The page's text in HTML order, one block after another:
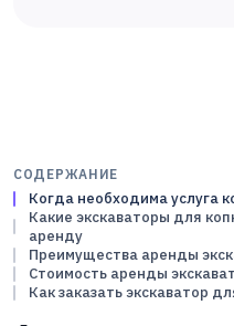
СОДЕРЖАНИЕ
Когда необходима услуга
Какие экскаваторы для
аренду
Преимущества аренды
Стоимость аренды
Как заказать экскаватор